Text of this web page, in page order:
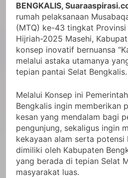
BENGKALIS,
rumah pelaksanaan
(MTQ) ke-43 tingkat Provinsi
Hijriah-2025 Masehi,
konsep inovatif bernuansa
melalui astaka utamanya
tepian pantai Selat Bengkalis.
Melalui Konsep ini
Bengkalis ingin memberikan
kesan yang mendalam bagi
pengunjung, sekaligus ingin
kekayaan alam serta potensi
dimiliki oleh Kabupaten
yang berada di tepian Selat
masyarakat luas.